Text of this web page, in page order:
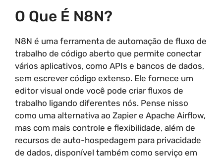
O Que É N8N?
N8N é uma ferramenta de automação de fluxo de
trabalho de código aberto que permite conectar
vários aplicativos, como APIs e bancos de dados,
sem escrever código extenso. Ele fornece um
editor visual onde você pode criar fluxos de
trabalho ligando diferentes nós. Pense nisso
como uma alternativa ao Zapier e Apache Airflow,
mas com mais controle e flexibilidade, além de
recursos de auto-hospedagem para privacidade
de dados, disponível também como serviço em